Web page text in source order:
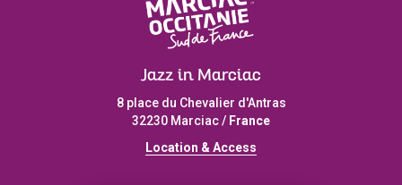
Jazz in Marciac
8 place du Chevalier d'Antras
32230 Marciac / France
Location & Access